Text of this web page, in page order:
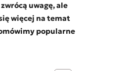
uwagę, ale
więcej na temat
popularne